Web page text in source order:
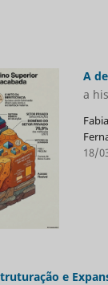
A
a
18/
e